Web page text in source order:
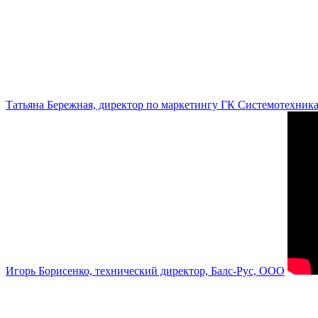
Татьяна Бережная, директор по маркетингу ГК Системотехника
Игорь Борисенко, технический директор, Балс-Рус, ООО